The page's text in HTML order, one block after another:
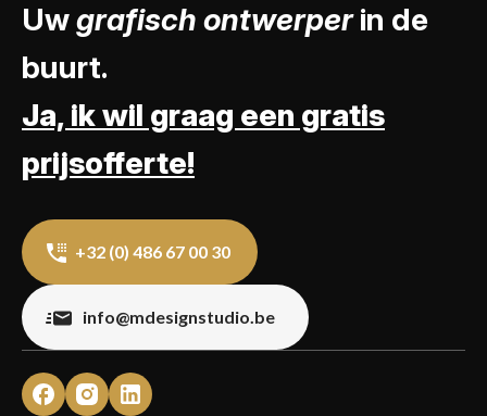
Uwgrafisch ontwerperin de
buurt.
Ja, ik wil graag een gratis
prijsofferte!
+32 (0) 486 67 00 30
info@mdesignstudio.be